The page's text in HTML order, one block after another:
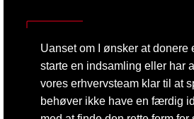
Uanset om I ønsker at donere
starte en indsamling eller har
vores erhvervsteam klar til at
behøver ikke have en færdig